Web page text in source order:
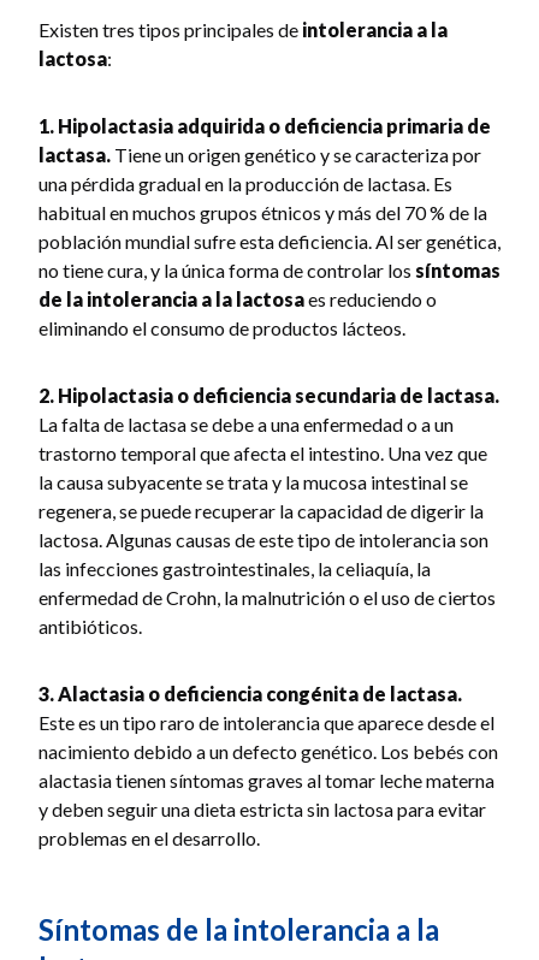
Existen tres tipos principales de intolerancia a la
lactosa:
1. Hipolactasia adquirida o deficiencia primaria de
lactasa. Tiene un origen genético y se caracteriza por
una pérdida gradual en la producción de lactasa. Es
habitual en muchos grupos étnicos y más del 70 % de la
población mundial sufre esta deficiencia. Al ser genética,
no tiene cura, y la única forma de controlar los síntomas
de la intolerancia a la lactosaes reduciendo o
eliminando el consumo de productos lácteos.
2. Hipolactasia o deficiencia secundaria de lactasa.
La falta de lactasa se debe a una enfermedad o a un
trastorno temporal que afecta el intestino. Una vez que
la causa subyacente se trata y la mucosa intestinal se
regenera, se puede recuperar la capacidad de digerir la
lactosa. Algunas causas de este tipo de intolerancia son
las infecciones gastrointestinales, la celiaquía, la
enfermedad de Crohn, la malnutrición o el uso de ciertos
antibióticos.
3. Alactasia o deficiencia congénita de lactasa.
Este es un tipo raro de intolerancia que aparece desde el
nacimiento debido a un defecto genético. Los bebés con
alactasia tienen síntomas graves al tomar leche materna
y deben seguir una dieta estricta sin lactosa para evitar
problemas en el desarrollo.
Síntomas de la intolerancia a la